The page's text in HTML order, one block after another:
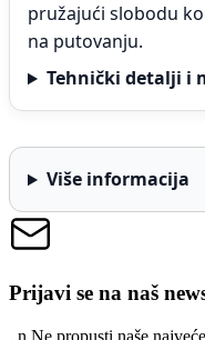
pružajući slobodu
na putovanju.
Tehnički detalji i
Više informacija
Prijavi se na naš
, n Ne propusti naše